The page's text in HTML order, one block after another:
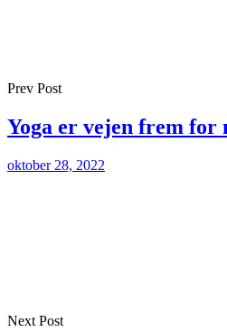
Prev Post
Yoga er vejen frem for
oktober 28, 2022
Next Post